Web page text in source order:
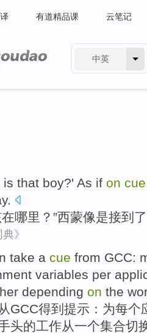
有道精品课 云笔记
中英
is that boy?' As if on cue
.
在哪里 ？”西蒙像是接到了
》
take a cue from GCC:
variables per
depending on the
从GCC得到提示 ：为每个
头的工作从一个集合切